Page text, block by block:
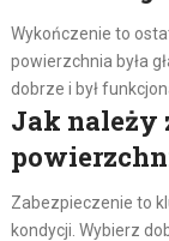
Wykończenie to
powierzchnia była
dobrze i był
Jak należy
Zabezpieczenie to
kondycji. Wybierz